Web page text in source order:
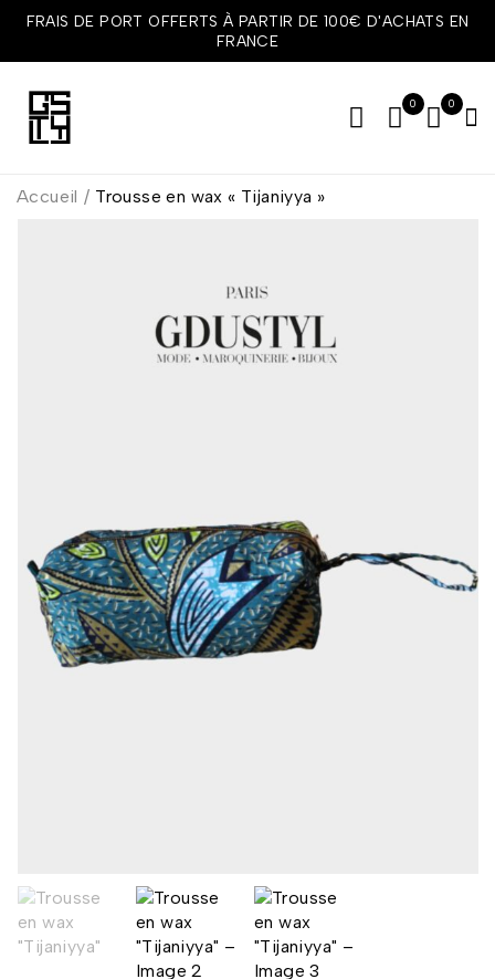
FRAIS DE PORT OFFERTS À PARTIR DE 100€ D'ACHATS EN
FRANCE
0 0
Accueil / Trousse en wax « Tijaniyya »